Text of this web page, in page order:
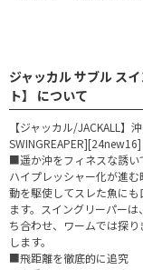
ジャッカル サブル ス
ト】 について
【ジャッカル/JACKALL】
SWINGREAPER][24new16]
■遥か沖をフィネスな誘い
ハイプレッシャー化が進
動を駆使してスレた魚に
ます。スイングリーパー
ち合わせ、ワームでは探
します。
■飛距離を徹底的に追究